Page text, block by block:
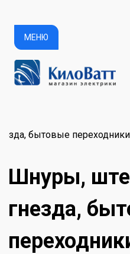
МЕНЮ
бытовые
Шнуры,
гнезда,